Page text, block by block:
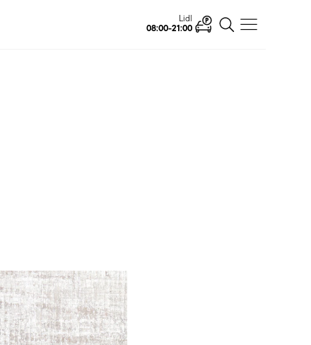
Ahlsell
Open